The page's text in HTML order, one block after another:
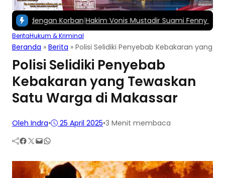
dengan Korban|Hakim Vonis Mustadir Suami Fenny Frans 1,5
BeritaHukum & Kriminal
Beranda » Berita » Polisi Selidiki Penyebab Kebakaran yang
Polisi Selidiki Penyebab
Kebakaran yang Tewaskan
Satu Warga di Makassar
Oleh Indra• 25 April 2025•3 Menit membaca
Facebook Twitter Mail WhatsApp